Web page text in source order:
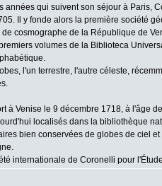
années qui suivent son séjour à Paris,
Il y fonde alors la première société
cosmographe de la République de
volumes de la Biblioteca
l'un terrestre, l'autre céleste,
à Venise le 9 décembre 1718, à l'âge
localisés dans la bibliothèque
bien conservées de globes de ciel
internationale de Coronelli pour